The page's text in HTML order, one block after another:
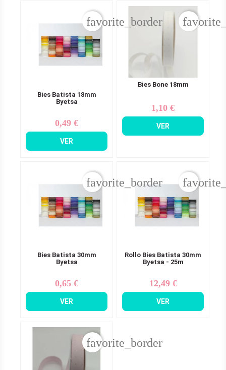
Bies Batista 18mm
Byetsa
Precio
0,49 €
VER
favorite_border
Bies Bone 18mm
Precio
1,10 €
VER
Bies Batista 30mm
Byetsa
Precio
0,65 €
VER
favorite_border
Rollo Bies Batista 30mm
Byetsa - 25m
Precio
12,49 €
VER
favorite_border